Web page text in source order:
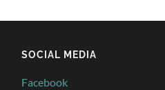
SOCIAL MEDIA
Facebook